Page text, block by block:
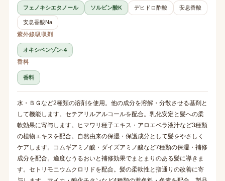
フェノキシエタノール ソルビン酸K デヒドロ酢酸 安息香酸
安息香酸Na
紫外線吸収剤
オキシベンゾン-4
香料
香料
水・ＢＧなど2種類の溶剤を使用。他の成分を溶解・分散させる基剤と
して機能します。セテアリルアルコールを配合。乳化安定と髪への柔
軟効果に寄与します。ヒマワリ種子エキス・アロエベラ液汁など3種類
の植物エキスを配合。自然由来の保湿・保護成分として髪をやさしく
ケアします。コムギアミノ酸・ダイズアミノ酸など7種類の保湿・補修
成分を配合。適度なうるおいと補修効果でまとまりのある髪に導きま
す。セトリモニウムクロリドを配合。髪の柔軟性と指通りの改善に寄